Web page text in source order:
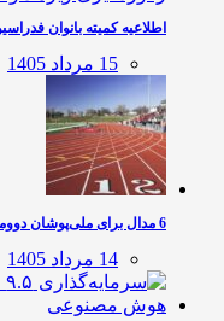
اطلاعیه کمیته بانوان
15 مرداد 1405
6 مدال برای ملی‌پوشان دوومیدانی در مسابقات…
14 مرداد 1405